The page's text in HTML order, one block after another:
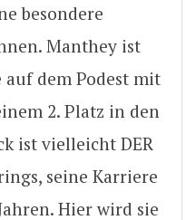
besondere
Manthey ist
auf dem Podest mit
2. Platz in den
ist vielleicht DER
seine Karriere
Hier wird sie